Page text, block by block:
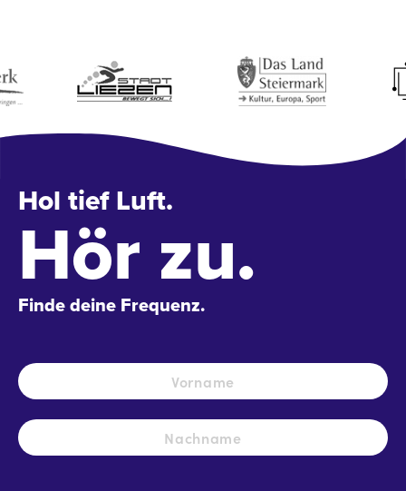
Hol tief Luft.
Hör zu.
Finde deine Frequenz.
Name *